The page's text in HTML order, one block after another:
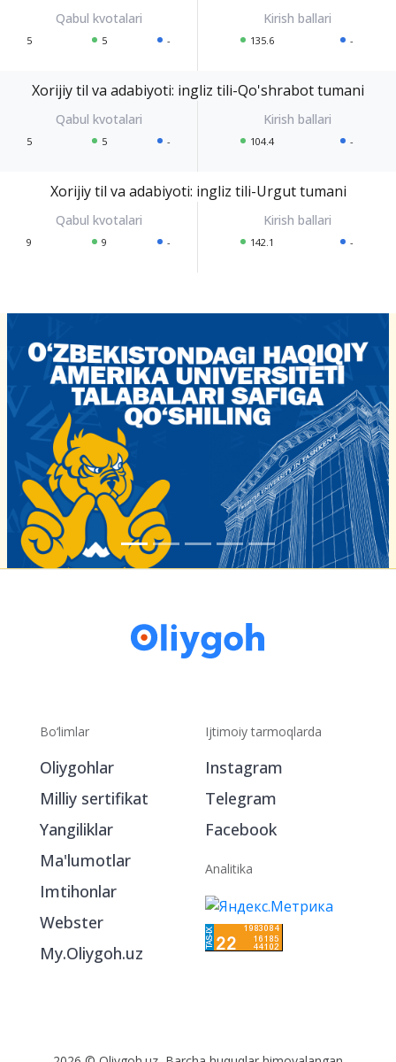
5 5 - 135.6 -
Xorijiy til va adabiyoti: ingliz tili-Qo'shrabot tumani
5 5 - 104.4 -
Xorijiy til va adabiyoti: ingliz tili-Urgut tumani
9 9 - 142.1 -
Bo‘limlar
Oliygohlar
Milliy sertifikat
Yangiliklar
Ma'lumotlar
Imtihonlar
Webster
My.Oliygoh.uz
Ijtimoiy tarmoqlarda
Instagram
Telegram
Facebook
Analitika